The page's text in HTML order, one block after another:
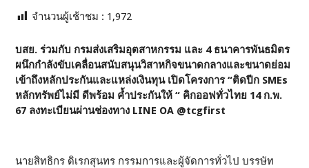
จำนวนผู้เช้าชม : 1,972
บสย. ร่วมกับ กรมส่งเสริมอุตสาหกรรม และ 4 ธนาคารพันธมิตร
ผนึกกำลังขับเคลื่อนสนับสนุนวิสาหกิจขนาดกลางและขนาดย่อม
เข้าถึงหลักประกันและแหล่งเงินทุน เปิดโครงการ “ติดปีก SMEs
หลักทรัพย์ไม่มี ดีพร้อม ค้ำประกันให้ “ คิกออฟทั่วไทย 14 ก.พ.
67 ลงทะเบียนผ่านช่องทาง LINE OA @tcgfirst
นายสิทธิกร ดิเรกสุนทร กรรมการและผู้จัดการทั่วไป บรรษัท